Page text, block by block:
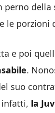
perno
le porzioni
e poi
.
suo
infatti, la